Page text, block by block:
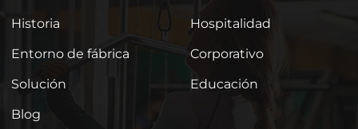
Historia
Entorno de fábrica
Solución
Blog
Hospitalidad
Corporativo
Educación